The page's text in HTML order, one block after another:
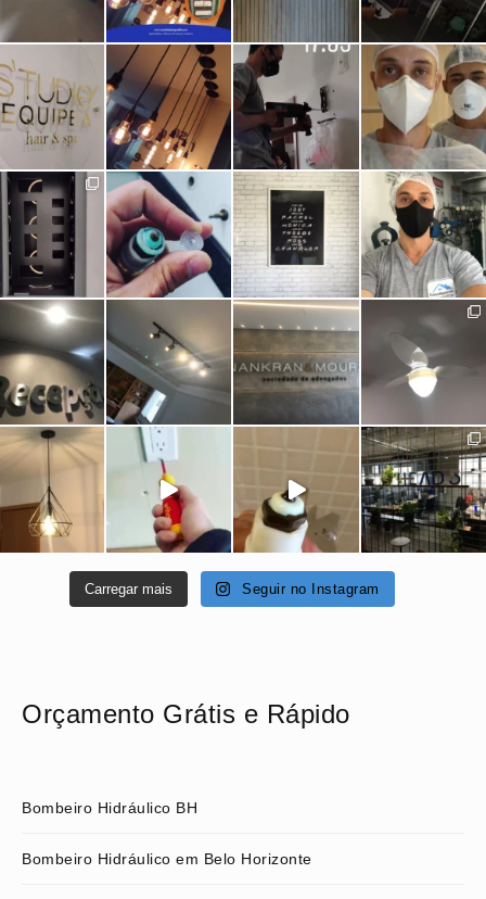
Carregar mais Seguir no Instagram
Orçamento Grátis e Rápido
Bombeiro Hidráulico BH
Bombeiro Hidráulico em Belo Horizonte